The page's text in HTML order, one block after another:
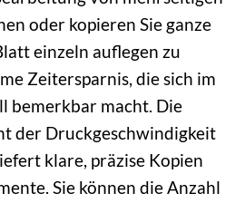
oder kopieren Sie ganze
einzeln auflegen zu
Zeitersparnis, die sich im
bemerkbar macht. Die
der Druckgeschwindigkeit
klare, präzise Kopien
Sie können die Anzahl